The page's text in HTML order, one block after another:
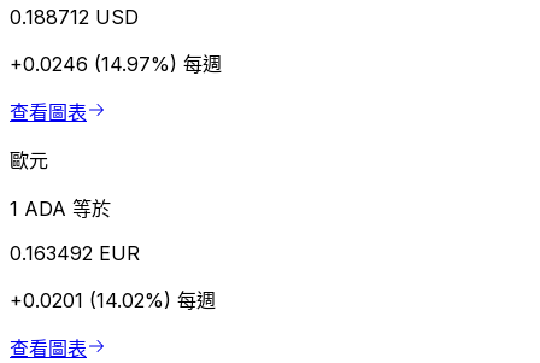
0.188712 USD
+0.0246 (14.97%) 每週
查看圖表
歐元
1 ADA 等於
0.163492 EUR
+0.0201 (14.02%) 每週
查看圖表